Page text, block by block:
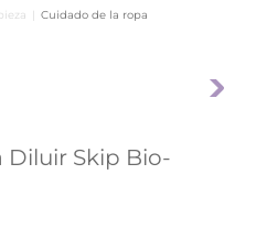
Cuidado de la ropa
Diluir Skip Bio-